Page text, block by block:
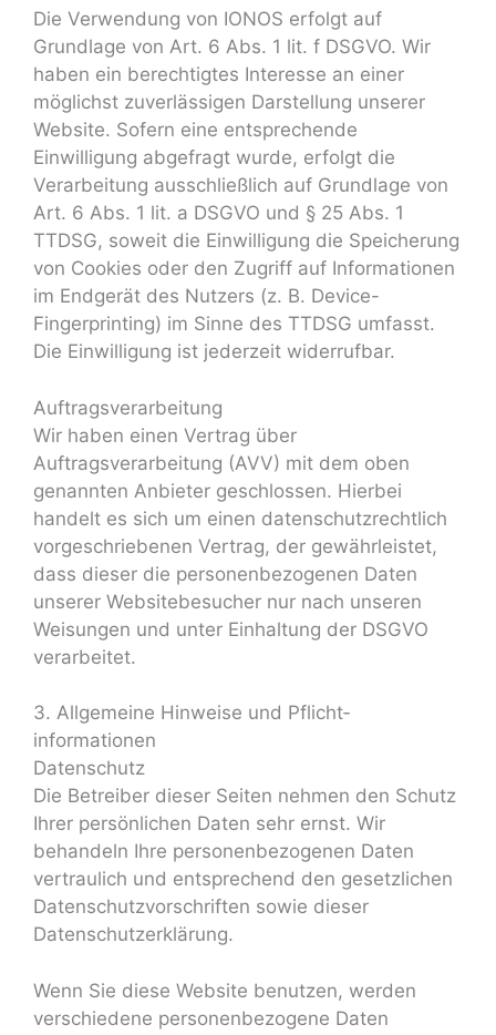
Die Verwendung von IONOS erfolgt auf
Grundlage von Art. 6 Abs. 1 lit. f DSGVO. Wir
haben ein berechtigtes Interesse an einer
möglichst zuverlässigen Darstellung unserer
Website. Sofern eine entsprechende
Einwilligung abgefragt wurde, erfolgt die
Verarbeitung ausschließlich auf Grundlage von
Art. 6 Abs. 1 lit. a DSGVO und § 25 Abs. 1
TTDSG, soweit die Einwilligung die Speicherung
von Cookies oder den Zugriff auf Informationen
im Endgerät des Nutzers (z. B. Device-
Fingerprinting) im Sinne des TTDSG umfasst.
Die Einwilligung ist jederzeit widerrufbar.
Auftragsverarbeitung
Wir haben einen Vertrag über
Auftragsverarbeitung (AVV) mit dem oben
genannten Anbieter geschlossen. Hierbei
handelt es sich um einen datenschutzrechtlich
vorgeschriebenen Vertrag, der gewährleistet,
dass dieser die personenbezogenen Daten
unserer Websitebesucher nur nach unseren
Weisungen und unter Einhaltung der DSGVO
verarbeitet.
3. Allgemeine Hinweise und Pflicht­
informationen
Datenschutz
Die Betreiber dieser Seiten nehmen den Schutz
Ihrer persönlichen Daten sehr ernst. Wir
behandeln Ihre personenbezogenen Daten
vertraulich und entsprechend den gesetzlichen
Datenschutzvorschriften sowie dieser
Datenschutzerklärung.
Wenn Sie diese Website benutzen, werden
verschiedene personenbezogene Daten